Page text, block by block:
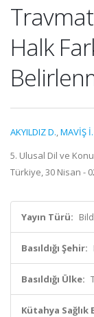
Halk
AKYILDIZ D.,MAVİŞ İ.
5. Ulusal Dil ve
Türkiye, 30 Nisan -
Yayın Türü:
Basıldığı Şehir:
Basıldığı Ülke:
Kütahya